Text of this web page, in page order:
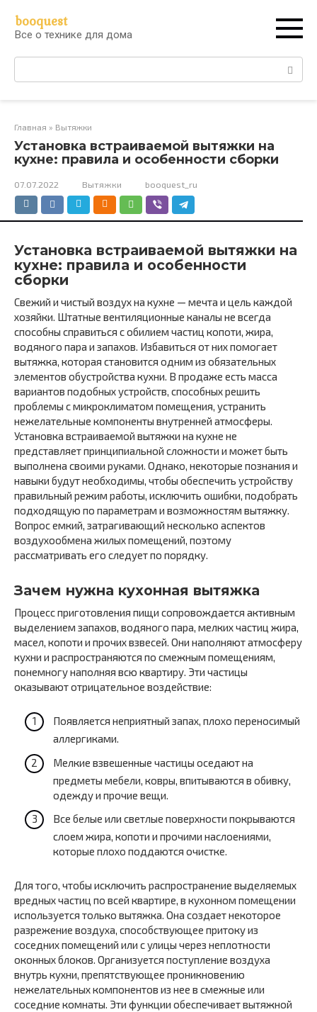
контенту
booquest
Все о технике для дома
Поиск:
Главная » Вытяжки
Установка встраиваемой вытяжки на
кухне: правила и особенности сборки
07.07.2022 Вытяжки booquest_ru
Установка встраиваемой вытяжки на
кухне: правила и особенности
сборки
Свежий и чистый воздух на кухне — мечта и цель каждой
хозяйки. Штатные вентиляционные каналы не всегда
способны справиться с обилием частиц копоти, жира,
водяного пара и запахов. Избавиться от них помогает
вытяжка, которая становится одним из обязательных
элементов обустройства кухни. В продаже есть масса
вариантов подобных устройств, способных решить
проблемы с микроклиматом помещения, устранить
нежелательные компоненты внутренней атмосферы.
Установка встраиваемой вытяжки на кухне не
представляет принципиальной сложности и может быть
выполнена своими руками. Однако, некоторые познания и
навыки будут необходимы, чтобы обеспечить устройству
правильный режим работы, исключить ошибки, подобрать
подходящую по параметрам и возможностям вытяжку.
Вопрос емкий, затрагивающий несколько аспектов
воздухообмена жилых помещений, поэтому
рассматривать его следует по порядку.
Зачем нужна кухонная вытяжка
Процесс приготовления пищи сопровождается активным
выделением запахов, водяного пара, мелких частиц жира,
масел, копоти и прочих взвесей. Они наполняют атмосферу
кухни и распространяются по смежным помещениям,
понемногу наполняя всю квартиру. Эти частицы
оказывают отрицательное воздействие:
Появляется неприятный запах, плохо переносимый
аллергиками.
Мелкие взвешенные частицы оседают на
предметы мебели, ковры, впитываются в обивку,
одежду и прочие вещи.
Все белые или светлые поверхности покрываются
слоем жира, копоти и прочими наслоениями,
которые плохо поддаются очистке.
Для того, чтобы исключить распространение выделяемых
вредных частиц по всей квартире, в кухонном помещении
используется только вытяжка. Она создает некоторое
разрежение воздуха, способствующее притоку из
соседних помещений или с улицы через неплотности
оконных блоков. Организуется поступление воздуха
внутрь кухни, препятствующее проникновению
нежелательных компонентов из нее в смежные или
соседние комнаты. Эти функции обеспечивает вытяжной